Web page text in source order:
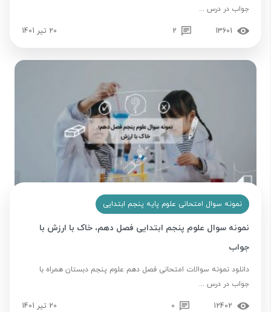
جواب در درس ...
13601
2 20 تیر 1401
نمونه سوال امتحانی علوم پایه پنجم ابتدایی
نمونه سوال علوم پنجم ابتدایی فصل دهم، خاک با ارزش با
جواب
دانلود نمونه سوالات امتحانی فصل دهم علوم پنجم دبستان همراه با
جواب در درس ...
12402
0 20 تیر 1401